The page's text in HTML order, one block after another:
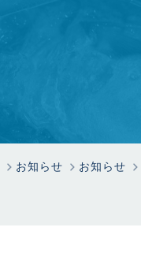
お知らせ お知らせ